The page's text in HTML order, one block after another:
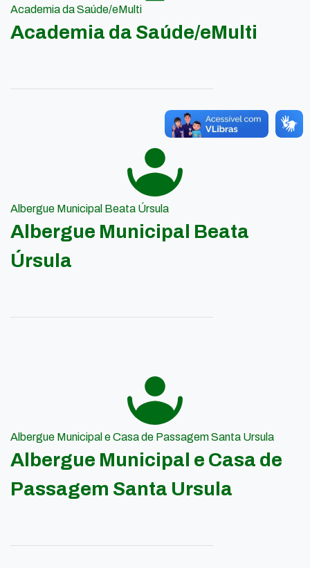
Academia da Saúde/eMulti
Academia da Saúde/eMulti
Albergue Municipal Beata Úrsula
Albergue Municipal Beata
Úrsula
Albergue Municipal e Casa de Passagem Santa Ursula
Albergue Municipal e Casa de
Passagem Santa Ursula